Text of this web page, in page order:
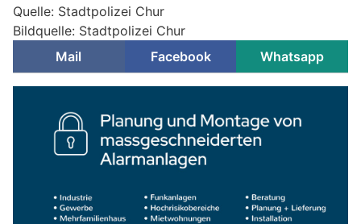
Quelle: Stadtpolizei Chur
Bildquelle: Stadtpolizei Chur
Mail
Facebook Whatsapp